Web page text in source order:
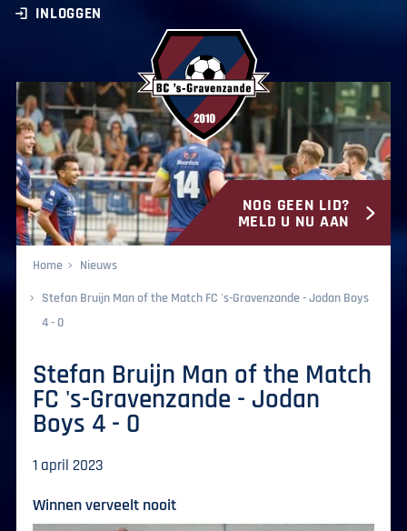
BC ‘s-Gravenzande
INLOGGEN
NOG GEEN LID?
MELD U NU AAN
Home
Nieuws
Stefan Bruijn Man of the Match FC 's-Gravenzande - Jodan Boys
4 - 0
Stefan Bruijn Man of the Match
FC 's-Gravenzande - Jodan
Boys 4 - 0
1 april 2023
Winnen verveelt nooit